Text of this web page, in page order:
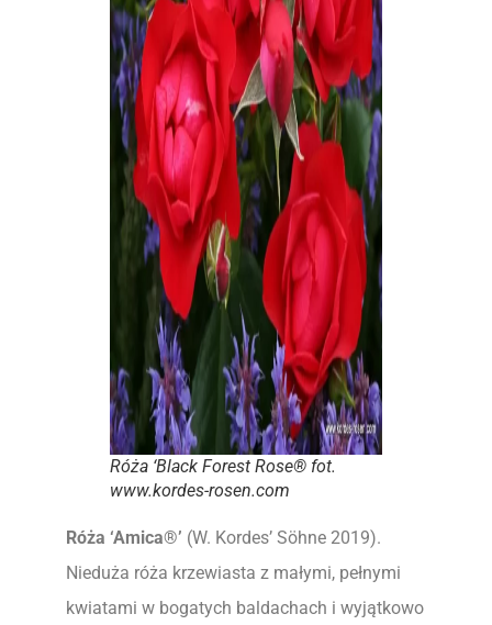
Róża ‘Black Forest Rose® fot.
www.kordes-rosen.com
Róża ‘Amica®’ (W. Kordes’ Söhne 2019).
Nieduża róża krzewiasta z małymi, pełnymi
kwiatami w bogatych baldachach i wyjątkowo